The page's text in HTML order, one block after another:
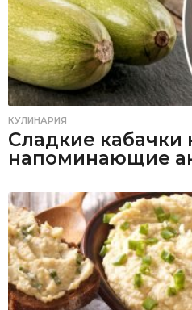
КУЛИНАРИЯ
Сладкие кабачки
напоминающие